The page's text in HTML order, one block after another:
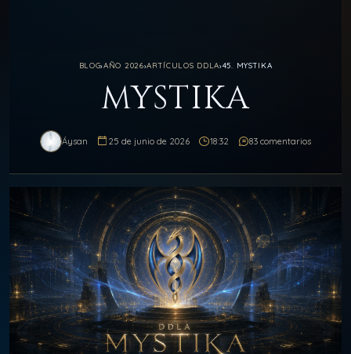
BLOG›AÑO 2026›ARTÍCULOS DDLA›45. MYSTIKA
MYSTIKA
Áysan 25 de junio de 2026 18:32 83 comentarios